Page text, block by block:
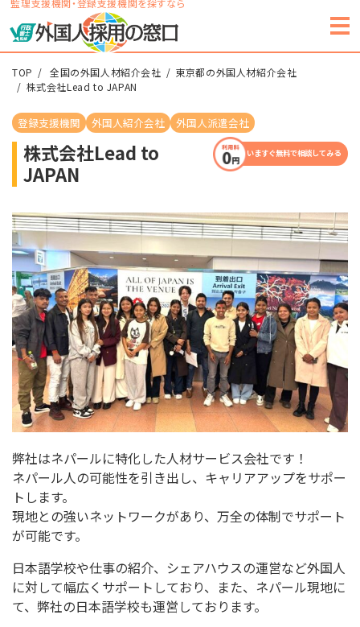
監理支援機関・登録支援機関を探すなら
TOP 全国の外国人材紹介会社
東京都の外国人材紹介会社
株式会社Lead to JAPAN
登録支援機関 外国人紹介会社 外国人派遣会社
株式会社Lead to
JAPAN
いますぐ無料で相談してみる
弊社はネパールに特化した人材サービス会社です！
ネパール人の可能性を引き出し、 キャリアアップをサポー
トします。
現地との強いネットワークがあり、 万全の体制でサポート
が可能です。
日本語学校や仕事の紹介、 シェアハウスの運営など外国人
に対して幅広くサポートしており、また、ネパール現地に
て、弊社の日本語学校も運営しております。